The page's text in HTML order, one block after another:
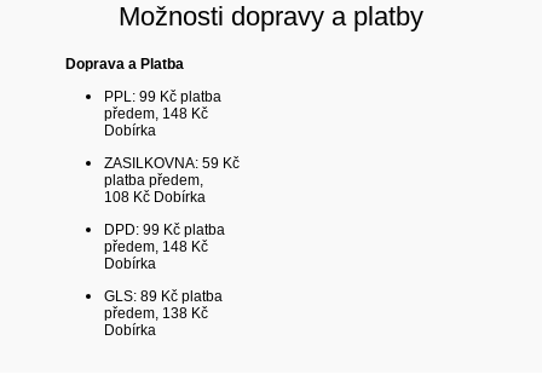
Možnosti dopravy a platby
Doprava a Platba
PPL: 99 Kč platba
předem, 148 Kč
Dobírka
ZASILKOVNA: 59 Kč
platba předem,
108 Kč Dobírka
DPD: 99 Kč platba
předem, 148 Kč
Dobírka
GLS: 89 Kč platba
předem, 138 Kč
Dobírka